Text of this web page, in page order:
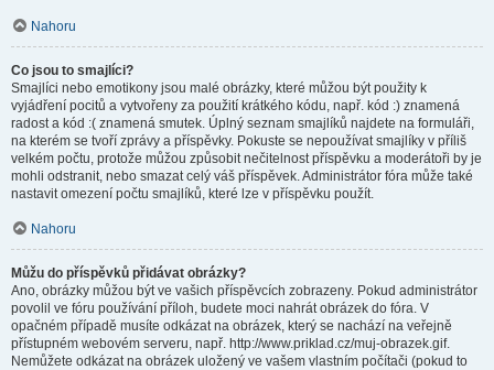
Nahoru
Co jsou to smajlíci?
Smajlíci nebo emotikony jsou malé obrázky, které můžou být použity k
vyjádření pocitů a vytvořeny za použití krátkého kódu, např. kód :) znamená
radost a kód :( znamená smutek. Úplný seznam smajlíků najdete na formuláři,
na kterém se tvoří zprávy a příspěvky. Pokuste se nepoužívat smajlíky v příliš
velkém počtu, protože můžou způsobit nečitelnost příspěvku a moderátoři by je
mohli odstranit, nebo smazat celý váš příspěvek. Administrátor fóra může také
nastavit omezení počtu smajlíků, které lze v příspěvku použít.
Nahoru
Můžu do příspěvků přidávat obrázky?
Ano, obrázky můžou být ve vašich příspěvcích zobrazeny. Pokud administrátor
povolil ve fóru používání příloh, budete moci nahrát obrázek do fóra. V
opačném případě musíte odkázat na obrázek, který se nachází na veřejně
přístupném webovém serveru, např. http://www.priklad.cz/muj-obrazek.gif.
Nemůžete odkázat na obrázek uložený ve vašem vlastním počítači (pokud to